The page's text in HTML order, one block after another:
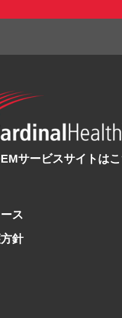
サービスサイトは
ス
針